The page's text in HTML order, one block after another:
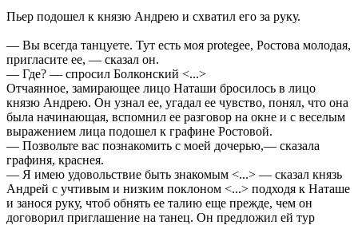
Пьер подошел к князю Андрею и схватил его за руку.
— Вы всегда танцуете. Тут есть моя protegee, Ростова молодая,
пригласите ее, — сказал он.
— Где? — спросил Болконский <...>
Отчаянное, замирающее лицо Наташи бросилось в лицо
князю Андрею. Он узнал ее, угадал ее чувство, понял, что она
была начинающая, вспомнил ее разговор на окне и с веселым
выражением лица подошел к графине Ростовой.
— Позвольте вас познакомить с моей дочерью,— сказала
графиня, краснея.
— Я имею удовольствие быть знакомым <...> — сказал князь
Андрей с учтивым и низким поклоном <...> подходя к Наташе
и занося руку, чтоб обнять ее талию еще прежде, чем он
договорил приглашение на танец. Он предложил ей тур